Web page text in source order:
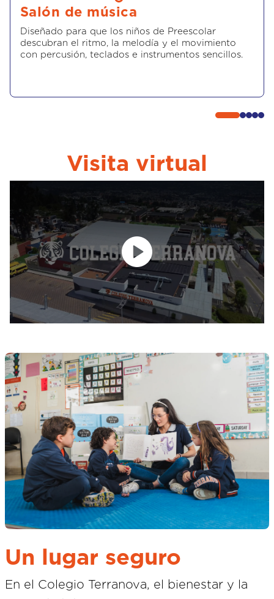
Salón de música
Diseñado para que los niños de Preescolar
descubran el ritmo, la melodía y el movimiento
con percusión, teclados e instrumentos sencillos.
Visita virtual
Un lugar seguro
En el Colegio Terranova, el bienestar y la